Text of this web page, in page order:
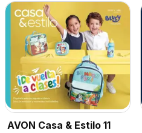
AVON Casa & Estilo 11